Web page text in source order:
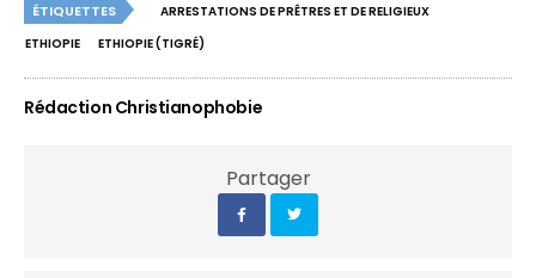
ÉTIQUETTES
ARRESTATIONS DE PRÊTRES ET DE RELIGIEUX
ETHIOPIE
ETHIOPIE (TIGRÉ)
Rédaction Christianophobie
Partager